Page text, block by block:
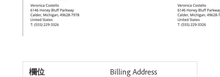
Billing Address